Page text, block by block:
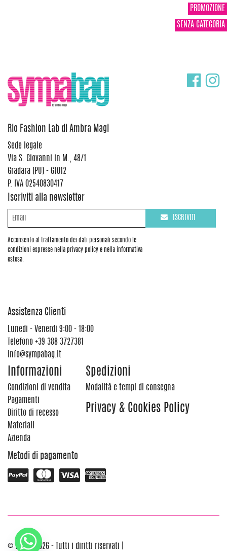
PROMOZIONE
SENZA CATEGORIA
Rio Fashion Lab di Ambra Magi
Sede legale
Via S. Giovanni in M., 48/1
Gradara (PU) - 61012
P. IVA 02540830417
Iscriviti alla newsletter
Acconsento al trattamento dei dati personali secondo le
condizioni espresse nella privacy policy e nella informativa
estesa.
ISCRIVITI
Assistenza Clienti
Lunedi - Venerdi 9:00 - 18:00
Telefono +39 388 3727381
info@sympabag.it
Informazioni
Condizioni di vendita
Pagamenti
Diritto di recesso
Materiali
Azienda
Spedizioni
Modalità e tempi di consegna
Privacy & Cookies Policy
Metodi di pagamento
© 2012 - 2026 - Tutti i diritti riservati |